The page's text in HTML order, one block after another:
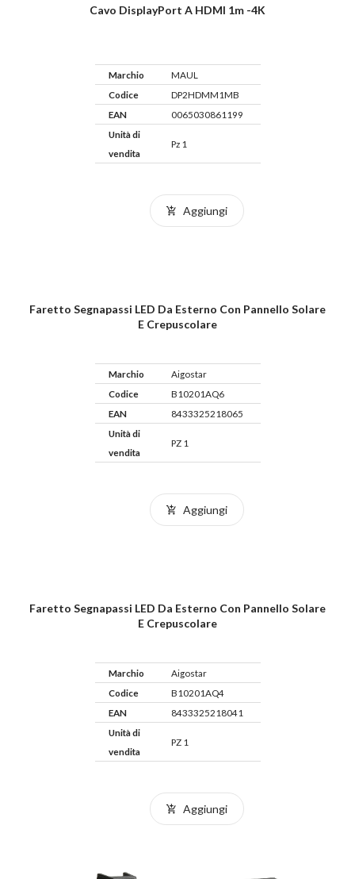
Cavo DisplayPort A HDMI 1m -4K
Marchio
MAUL
Codice
DP2HDMM1MB
EAN
0065030861199
Unità di
vendita
Pz 1
Aggiungi
Faretto Segnapassi LED Da Esterno Con Pannello Solare
E Crepuscolare
Marchio
Aigostar
Codice
B10201AQ6
EAN
8433325218065
Unità di
vendita
PZ 1
Aggiungi
Faretto Segnapassi LED Da Esterno Con Pannello Solare
E Crepuscolare
Marchio
Aigostar
Codice
B10201AQ4
EAN
8433325218041
Unità di
vendita
PZ 1
Aggiungi